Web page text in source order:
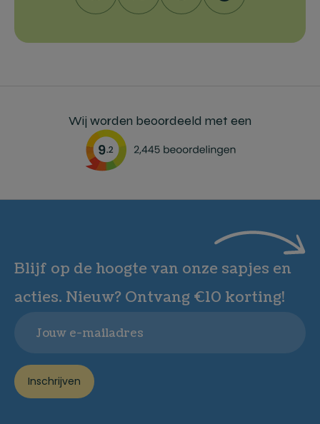
Wij worden beoordeeld met een
Blijf op de hoogte van onze sapjes en
acties. Nieuw? Ontvang €10 korting!
Inschrijven